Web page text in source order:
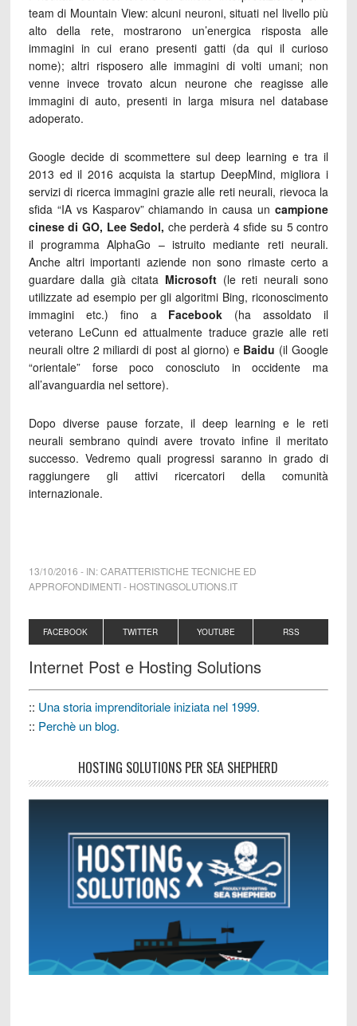
team di Mountain View: alcuni neuroni, situati nel livello più
alto della rete, mostrarono un’energica risposta alle
immagini in cui erano presenti gatti (da qui il curioso
nome); altri risposero alle immagini di volti umani; non
venne invece trovato alcun neurone che reagisse alle
immagini di auto, presenti in larga misura nel database
adoperato.
Google decide di scommettere sul deep learning e tra il
2013 ed il 2016 acquista la startup DeepMind, migliora i
servizi di ricerca immagini grazie alle reti neurali, rievoca la
sfida “IA vs Kasparov” chiamando in causa uncampione
cinese di GO, Lee Sedol, che perderà 4 sfide su 5 contro
il programma AlphaGo – istruito mediante reti neurali.
Anche altri importanti aziende non sono rimaste certo a
guardare dalla già citata Microsoft (le reti neurali sono
utilizzate ad esempio per gli algoritmi Bing, riconoscimento
immagini etc.) fino aFacebook (ha assoldato il
veterano LeCunn ed attualmente traduce grazie alle reti
neurali oltre 2 miliardi di post al giorno) e Baidu (il Google
“orientale” forse poco conosciuto in occidente ma
all’avanguardia nel settore).
Dopo diverse pause forzate, il deep learning e le reti
neurali sembrano quindi avere trovato infine il meritato
successo. Vedremo quali progressi saranno in grado di
raggiungere gli attivi ricercatori della comunità
internazionale.
13/10/2016 - IN:CARATTERISTICHE TECNICHE ED
APPROFONDIMENTI- HOSTINGSOLUTIONS.IT
FACEBOOK TWITTER YOUTUBE RSS
Internet Post e Hosting Solutions
:: Una storia imprenditoriale iniziata nel 1999.
:: Perchè un blog.
HOSTING SOLUTIONS PER SEA SHEPHERD